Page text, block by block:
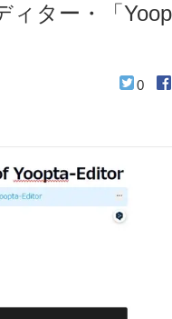
ター・「
0